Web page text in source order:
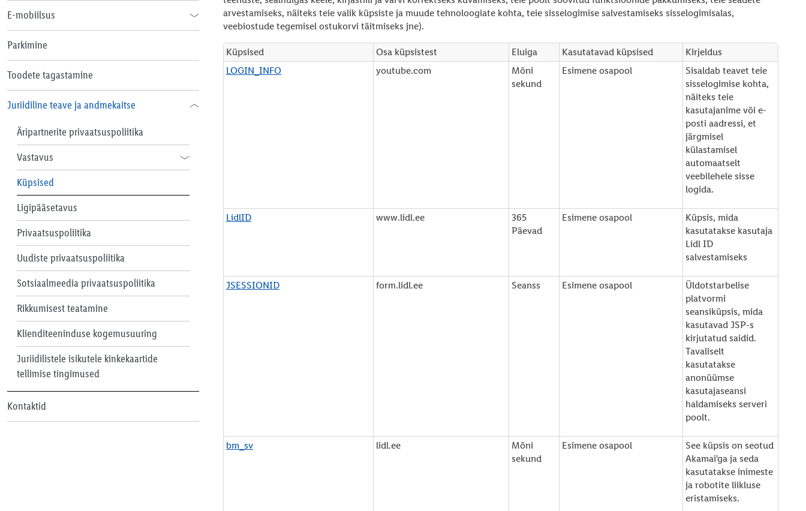
E-mobiilsus
Elektrisõidukite laadimise tingimused
Parkimine
Toodete tagastamine
Juriidiline teave ja andmekaitse
Äripartnerite privaatsuspoliitika
Vastavus
Eetikakoodeks
Küpsised
Ligipääsetavus
Privaatsuspoliitika
Uudiste privaatsuspoliitika
Sotsiaalmeedia privaatsuspoliitika
Rikkumisest teatamine
Klienditeeninduse kogemusuuring
Juriidilistele isikutele kinkekaartide
tellimise tingimused
Kontaktid
arvestamiseks, näiteks teie valik küpsiste ja muude tehnoloogiate kohta, teie sisselogimise salvestamiseks sisselogimisalas,
veebiostude tegemisel ostukorvi täitmiseks jne).
T
v
a
i
k
Küpsised Osa küpsistest Eluiga Kasutatavad küpsised
Kirjeldus
LOGIN_INFO
youtube.com
Mõni
sekund
Esimene osapool
Sisaldab teavet teie
sisselogimise kohta,
näiteks teie
kasutajanime või e-
posti aadressi, et
järgmisel
külastamisel
automaatselt
veebilehele sisse
logida.
LidlID www.lidl.ee
365
Päevad
Esimene osapool
Küpsis, mida
kasutatakse kasutaja
Lidl ID
salvestamiseks
JSESSIONID form.lidl.ee Seanss Esimene osapool
Üldotstarbelise
platvormi
seansiküpsis, mida
kasutavad JSP-s
kirjutatud saidid.
Tavaliselt
kasutatakse
anonüümse
kasutajaseansi
haldamiseks serveri
poolt.
bm_sv lidl.ee
Mõni
sekund
Esimene osapool
See küpsis on seotud
Akamai'ga ja seda
kasutatakse inimeste
ja robotite liikluse
eristamiseks.